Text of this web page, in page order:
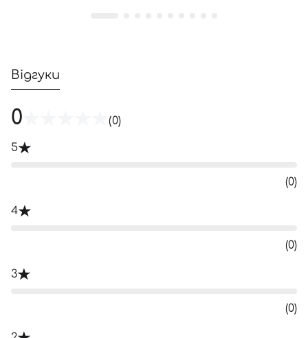
Відгуки
0 (0)
5
(0)
4
(0)
3
(0)